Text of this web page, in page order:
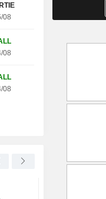
WC25V (+27.68%)
08
08
08